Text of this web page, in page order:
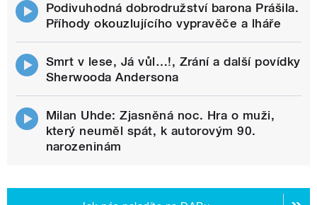
Podivuhodná dobrodružství barona Prášila.
Příhody okouzlujícího vypravěče a lháře
Smrt v lese, Já vůl…!, Zrání a další povídky
Sherwooda Andersona
Milan Uhde: Zjasněná noc. Hra o muži,
který neuměl spát, k autorovým 90.
narozeninám